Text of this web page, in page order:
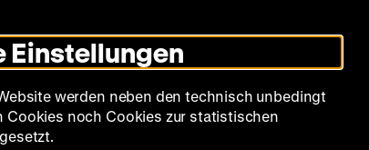
Modus
umschalten
Sprache
Filmreihen Über uns
Einstellungen
werden neben den technisch unbedingt
Cookies noch Cookies zur statistischen